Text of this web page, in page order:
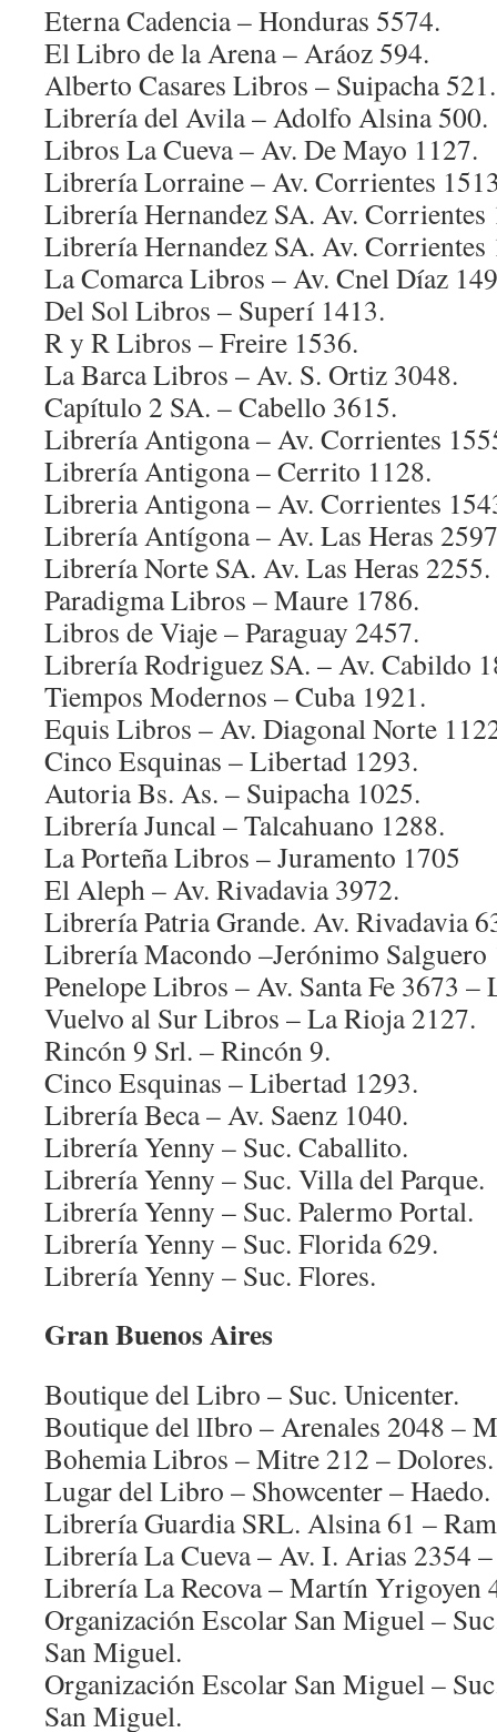
Eterna Cadencia – Honduras 5574.
El Libro de la Arena – Aráoz 594.
Alberto Casares Libros – Suipacha 521.
Librería del Avila – Adolfo Alsina 500.
Libros La Cueva – Av. De Mayo 1127.
Librería Lorraine – Av. Corrientes
Librería Hernandez SA. Av. Corrientes
Librería Hernandez SA. Av. Corrientes
La Comarca Libros – Av. Cnel Díaz
Del Sol Libros – Superí 1413.
R y R Libros – Freire 1536.
La Barca Libros – Av. S. Ortiz 3048.
Capítulo 2 SA. – Cabello 3615.
Librería Antigona – Av. Corrientes
Librería Antigona – Cerrito 1128.
Libreria Antigona – Av. Corrientes
Librería Antígona – Av. Las Heras
Librería Norte SA. Av. Las Heras 2255.
Paradigma Libros – Maure 1786.
Libros de Viaje – Paraguay 2457.
Librería Rodriguez SA. – Av. Cabildo
Tiempos Modernos – Cuba 1921.
Equis Libros – Av. Diagonal Norte
Cinco Esquinas – Libertad 1293.
Autoria Bs. As. – Suipacha 1025.
Librería Juncal – Talcahuano 1288.
La Porteña Libros – Juramento 1705
El Aleph – Av. Rivadavia 3972.
Librería Patria Grande. Av. Rivadavia
Librería Macondo –Jerónimo Salguero
Penelope Libros – Av. Santa Fe 3673 –
Vuelvo al Sur Libros – La Rioja 2127.
Rincón 9 Srl. – Rincón 9.
Cinco Esquinas – Libertad 1293.
Librería Beca – Av. Saenz 1040.
Librería Yenny – Suc. Caballito.
Librería Yenny – Suc. Villa del Parque.
Librería Yenny – Suc. Palermo Portal.
Librería Yenny – Suc. Florida 629.
Librería Yenny – Suc. Flores.
Gran Buenos Aires
Boutique del Libro – Suc. Unicenter.
Boutique del lIbro – Arenales 2048 –
Bohemia Libros – Mitre 212 – Dolores.
Lugar del Libro – Showcenter – Haedo.
Librería Guardia SRL. Alsina 61 –
Librería La Cueva – Av. I. Arias 2354 –
Librería La Recova – Martín Yrigoyen
Organización Escolar San Miguel –
San Miguel.
Organización Escolar San Miguel –
San Miguel.